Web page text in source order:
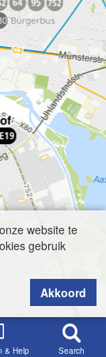
& Help Search
website te
gebruik
Akkoord